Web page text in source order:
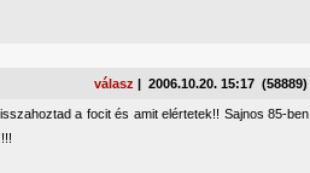
válasz | 2006.10.20. 15:17 (58889)
a focit és amit elértetek!! Sajnos 85-ben